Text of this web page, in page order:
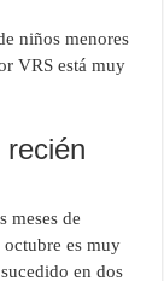
niños menores
VRS está muy
meses de
octubre es muy
en dos